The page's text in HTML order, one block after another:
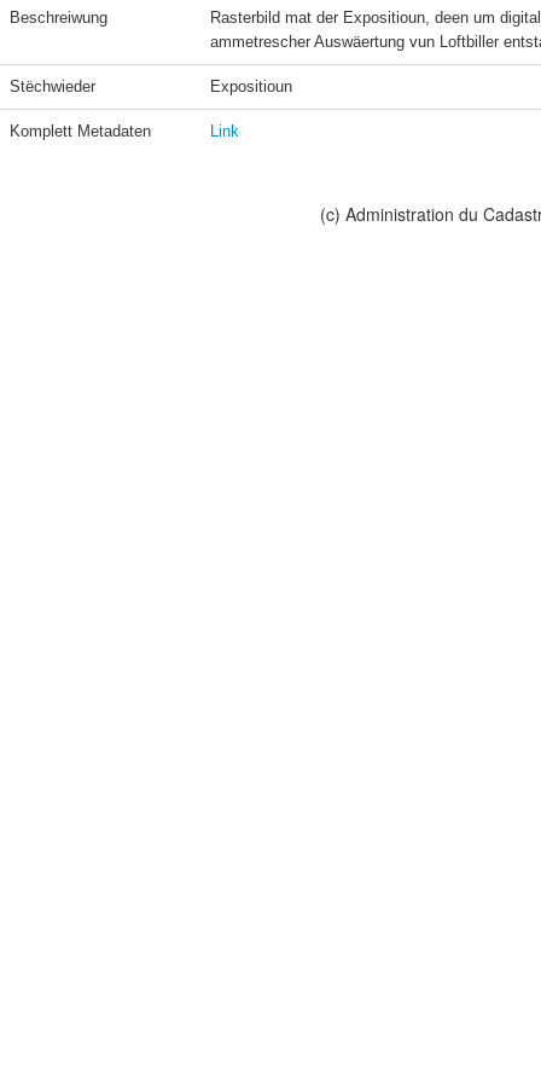
Beschreiwung
Rasterbild mat der Expositioun, deen um
ammetrescher Auswäertung vun Loftbiller
Stëchwieder Expositioun
Komplett Metadaten Link
(c) Administration du